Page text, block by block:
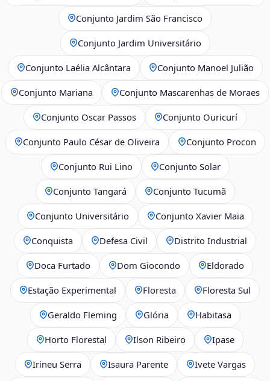
Conjunto Jardim São Francisco
Conjunto Jardim Universitário
Conjunto Laélia Alcântara Conjunto Manoel Julião
Conjunto Mariana Conjunto Mascarenhas de Moraes
Conjunto Oscar Passos Conjunto Ouricurí
Conjunto Paulo César de Oliveira Conjunto Procon
Conjunto Rui Lino Conjunto Solar
Conjunto Tangará Conjunto Tucumã
Conjunto Universitário Conjunto Xavier Maia
Conquista Defesa Civil Distrito Industrial
Doca Furtado Dom Giocondo Eldorado
Estação Experimental Floresta Floresta Sul
Geraldo Fleming Glória Habitasa
Horto Florestal Ilson Ribeiro Ipase
Irineu Serra Isaura Parente Ivete Vargas